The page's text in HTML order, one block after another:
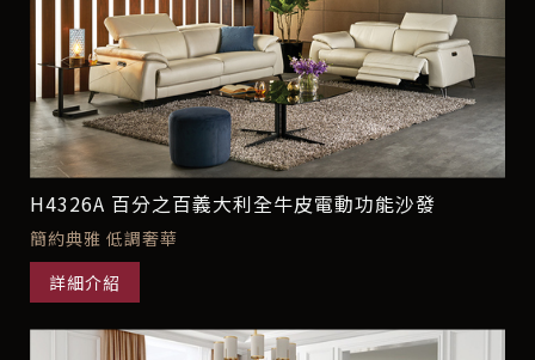
H4326A 百分之百義大利全牛皮電動功能沙發
簡約典雅 低調奢華
詳細介紹